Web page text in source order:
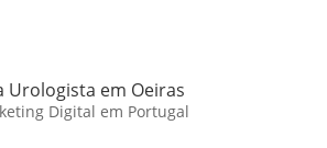
Urologista em Oeiras
Digital em Portugal